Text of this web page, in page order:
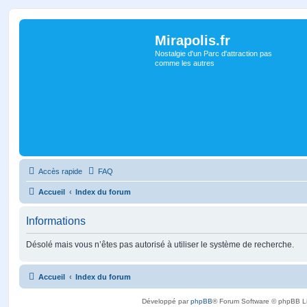
Mirapolis.fr
Nostalgie d'un Parc d'attraction pas
comme les autres
Accès rapide FAQ
Accueil Index du forum
Informations
Désolé mais vous n’êtes pas autorisé à utiliser le système de recherche.
Accueil Index du forum
Développé parphpBB® Forum Software © phpBB